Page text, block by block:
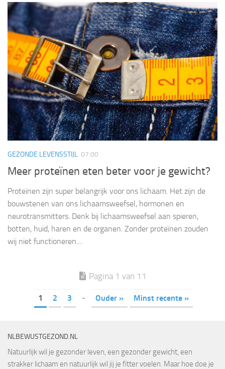
GEZONDE LEVENSSTIJL 07:00
Meer proteïnen eten beter voor je gewicht?
Proteïnen zijn super belangrijk voor ons lichaam. Het zijn de
bouwstenen van ons lichaamsweefsel, hormonen en
neurotransmitters. Denk bij lichaamsweefsel aan spieren,
botten, huid, haren en de organen. Zonder proteïnen zouden
wij niet functioneren....
Pagina 1 van 11
1 2 3 - Ouder » Minst recente »
NLBEWUSTGEZOND.NL
Natuurlijk wil je gezonder leven, een gezonder gewicht, een
strakker lichaam en natuurlijk wil jij je fitter voelen. Maar hoe doe je